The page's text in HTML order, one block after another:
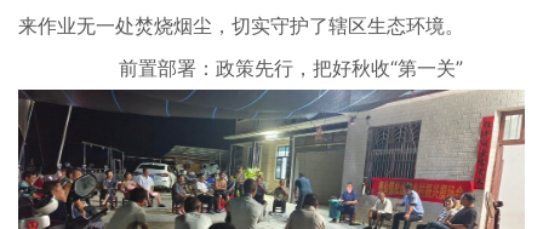
来作业无一处焚烧烟尘，切实守护了辖区生态环境。
前置部署：政策先行，把好秋收“第一关”